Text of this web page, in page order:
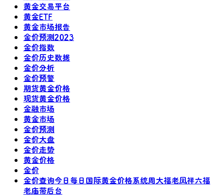
黄金交易平台
黄金ETF
黄金市场报告
金价预测2023
金价指数
金价历史数据
金价分析
金价预警
期货黄金价格
现货黄金价格
金融市场
黄金市场
金价预测
金价大盘
金价走势
黄金价格
金价
金价查询今日每日国际黄金价格系统周大福老凤祥六福
老庙带后台